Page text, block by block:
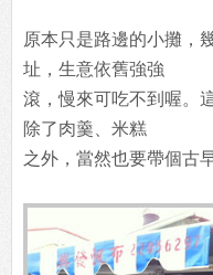
原本只是路邊的小攤，
址，生意依舊強強
滾，慢來可吃不到喔。
除了肉羹、米糕
之外，當然也要帶個古